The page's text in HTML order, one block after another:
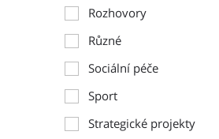
Rozhovory
Různé
Sociální péče
Sport
Strategické projekty